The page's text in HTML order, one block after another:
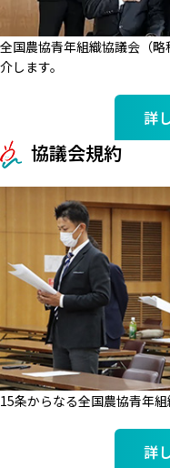
全国農協青年組織協議会（
介します。
詳
協議会規約
15条からなる全国農協青年組
詳